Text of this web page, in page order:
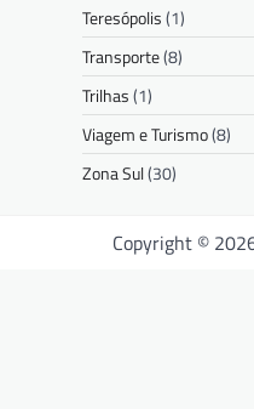
Teresópolis(1)
Transporte(8)
Trilhas(1)
Viagem e Turismo(8)
Zona Sul(30)
Copyright ©